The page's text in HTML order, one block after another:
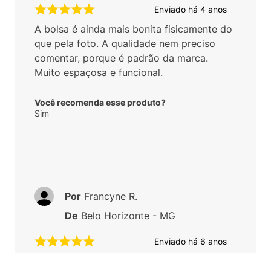
Enviado há 4 anos
A bolsa é ainda mais bonita fisicamente do
que pela foto. A qualidade nem preciso
comentar, porque é padrão da marca.
Muito espaçosa e funcional.
Você recomenda esse produto?
Sim
Enviado há 6 anos
Por Francyne R.
De Belo Horizonte - MG